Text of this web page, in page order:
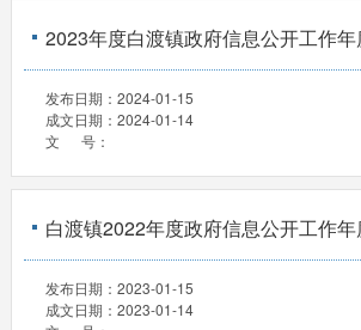
2023年度白渡镇政府信息公开工作
发布日期： 2024-01-15
成文日期： 2024-01-14
文 号：
白渡镇2022年度政府信息公开工作
发布日期： 2023-01-15
成文日期： 2023-01-14